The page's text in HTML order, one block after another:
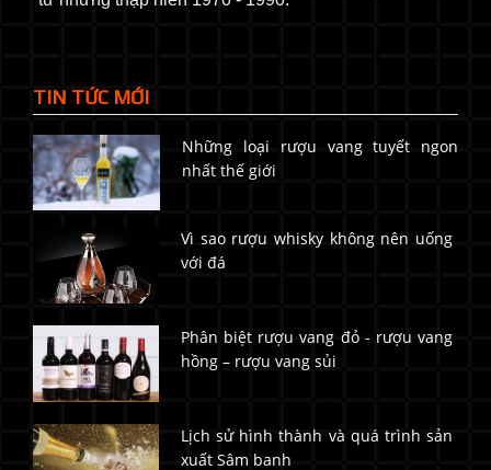
TIN TỨC MỚI
Những loại rượu vang tuyết ngon
nhất thế giới
Vì sao rượu whisky không nên uống
với đá
Phân biệt rượu vang đỏ - rượu vang
hồng – rượu vang sủi
Lịch sử hình thành và quá trình sản
xuất Sâm banh